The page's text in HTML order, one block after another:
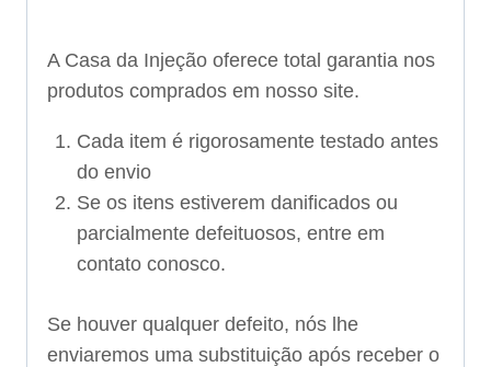
A Casa da Injeção oferece total garantia nos
produtos comprados em nosso site.
Cada item é rigorosamente testado antes
do envio
Se os itens estiverem danificados ou
parcialmente defeituosos, entre em
contato conosco.
Se houver qualquer defeito, nós lhe
enviaremos uma substituição após receber o